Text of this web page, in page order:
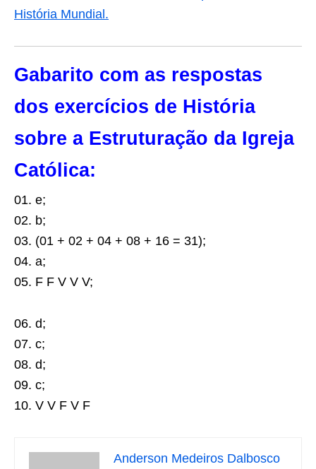
História Mundial.
Gabarito com as respostas
dos exercícios de História
sobre a Estruturação da Igreja
Católica:
01. e;
02. b;
03. (01 + 02 + 04 + 08 + 16 = 31);
04. a;
05. F F V V V;
06. d;
07. c;
08. d;
09. c;
10. V V F V F
Anderson Medeiros Dalbosco